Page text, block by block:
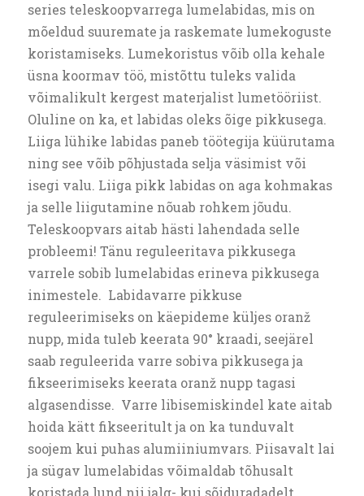
series teleskoopvarrega lumelabidas, mis on
mõeldud suuremate ja raskemate lumekoguste
koristamiseks. Lumekoristus võib olla kehale
üsna koormav töö, mistõttu tuleks valida
võimalikult kergest materjalist lumetööriist.
Oluline on ka, et labidas oleks õige pikkusega.
Liiga lühike labidas paneb töötegija küürutama
ning see võib põhjustada selja väsimist või
isegi valu. Liiga pikk labidas on aga kohmakas
ja selle liigutamine nõuab rohkem jõudu.
Teleskoopvars aitab hästi lahendada selle
probleemi! Tänu reguleeritava pikkusega
varrele sobib lumelabidas erineva pikkusega
inimestele. Labidavarre pikkuse
reguleerimiseks on käepideme küljes oranž
nupp, mida tuleb keerata 90° kraadi, seejärel
saab reguleerida varre sobiva pikkusega ja
fikseerimiseks keerata oranž nupp tagasi
algasendisse. Varre libisemiskindel kate aitab
hoida kätt fikseeritult ja on ka tunduvalt
soojem kui puhas alumiiniumvars. Piisavalt lai
ja sügav lumelabidas võimaldab tõhusalt
koristada lund nii jalg- kui sõiduradadelt,